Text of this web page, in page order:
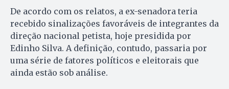
De acordo com os relatos, a ex-senadora teria
recebido sinalizações favoráveis de integrantes da
direção nacional petista, hoje presidida por
Edinho Silva. A definição, contudo, passaria por
uma série de fatores políticos e eleitorais que
ainda estão sob análise.